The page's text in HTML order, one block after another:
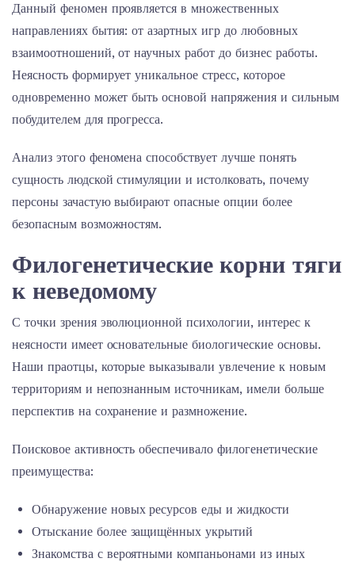
Данный феномен проявляется в множественных
направлениях бытия: от азартных игр до любовных
взаимоотношений, от научных работ до бизнес работы.
Неясность формирует уникальное стресс, которое
одновременно может быть основой напряжения и сильным
побудителем для прогресса.
Анализ этого феномена способствует лучше понять
сущность людской стимуляции и истолковать, почему
персоны зачастую выбирают опасные опции более
безопасным возможностям.
Филогенетические корни тяги
к неведомому
С точки зрения эволюционной психологии, интерес к
неясности имеет основательные биологические основы.
Наши праотцы, которые выказывали увлечение к новым
территориям и непознанным источникам, имели больше
перспектив на сохранение и размножение.
Поисковое активность обеспечивало филогенетические
преимущества:
Обнаружение новых ресурсов еды и жидкости
Отыскание более защищённых укрытий
Знакомства с вероятными компаньонами из иных